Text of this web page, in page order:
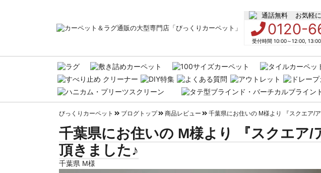
お気軽
0120-
受付時間 10:00～12:00, 13:00
びっくりカーペット ブログトップ 商品レビュー 千葉県にお住いの M様より 『スクエア/
千葉県にお住いの M様より 『スクエア/
頂きました♪
千葉県 M様